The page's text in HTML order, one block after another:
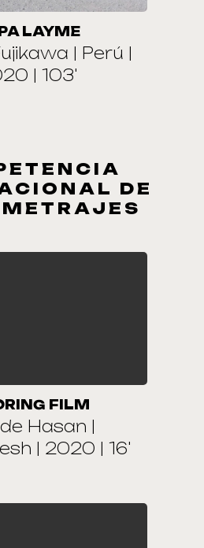
LAYME
| Perú |
| 103'
DE
FILM
Hasan |
| 2020 | 16'